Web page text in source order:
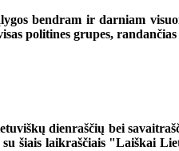
bendram ir darniam
politines grupes,
dienraščių bei
šiais laikraščiais "Laiškai